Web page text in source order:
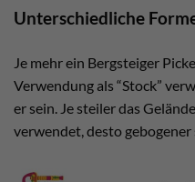
Unterschiedliche
Je mehr ein Bergsteiger
Verwendung als “Stock”
er sein. Je steiler das
verwendet, desto gebogener